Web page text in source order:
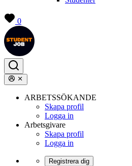
0
ARBETSSÖKANDE
Skapa profil
Logga in
Arbetsgivare
Skapa profil
Logga in
Registrera dig